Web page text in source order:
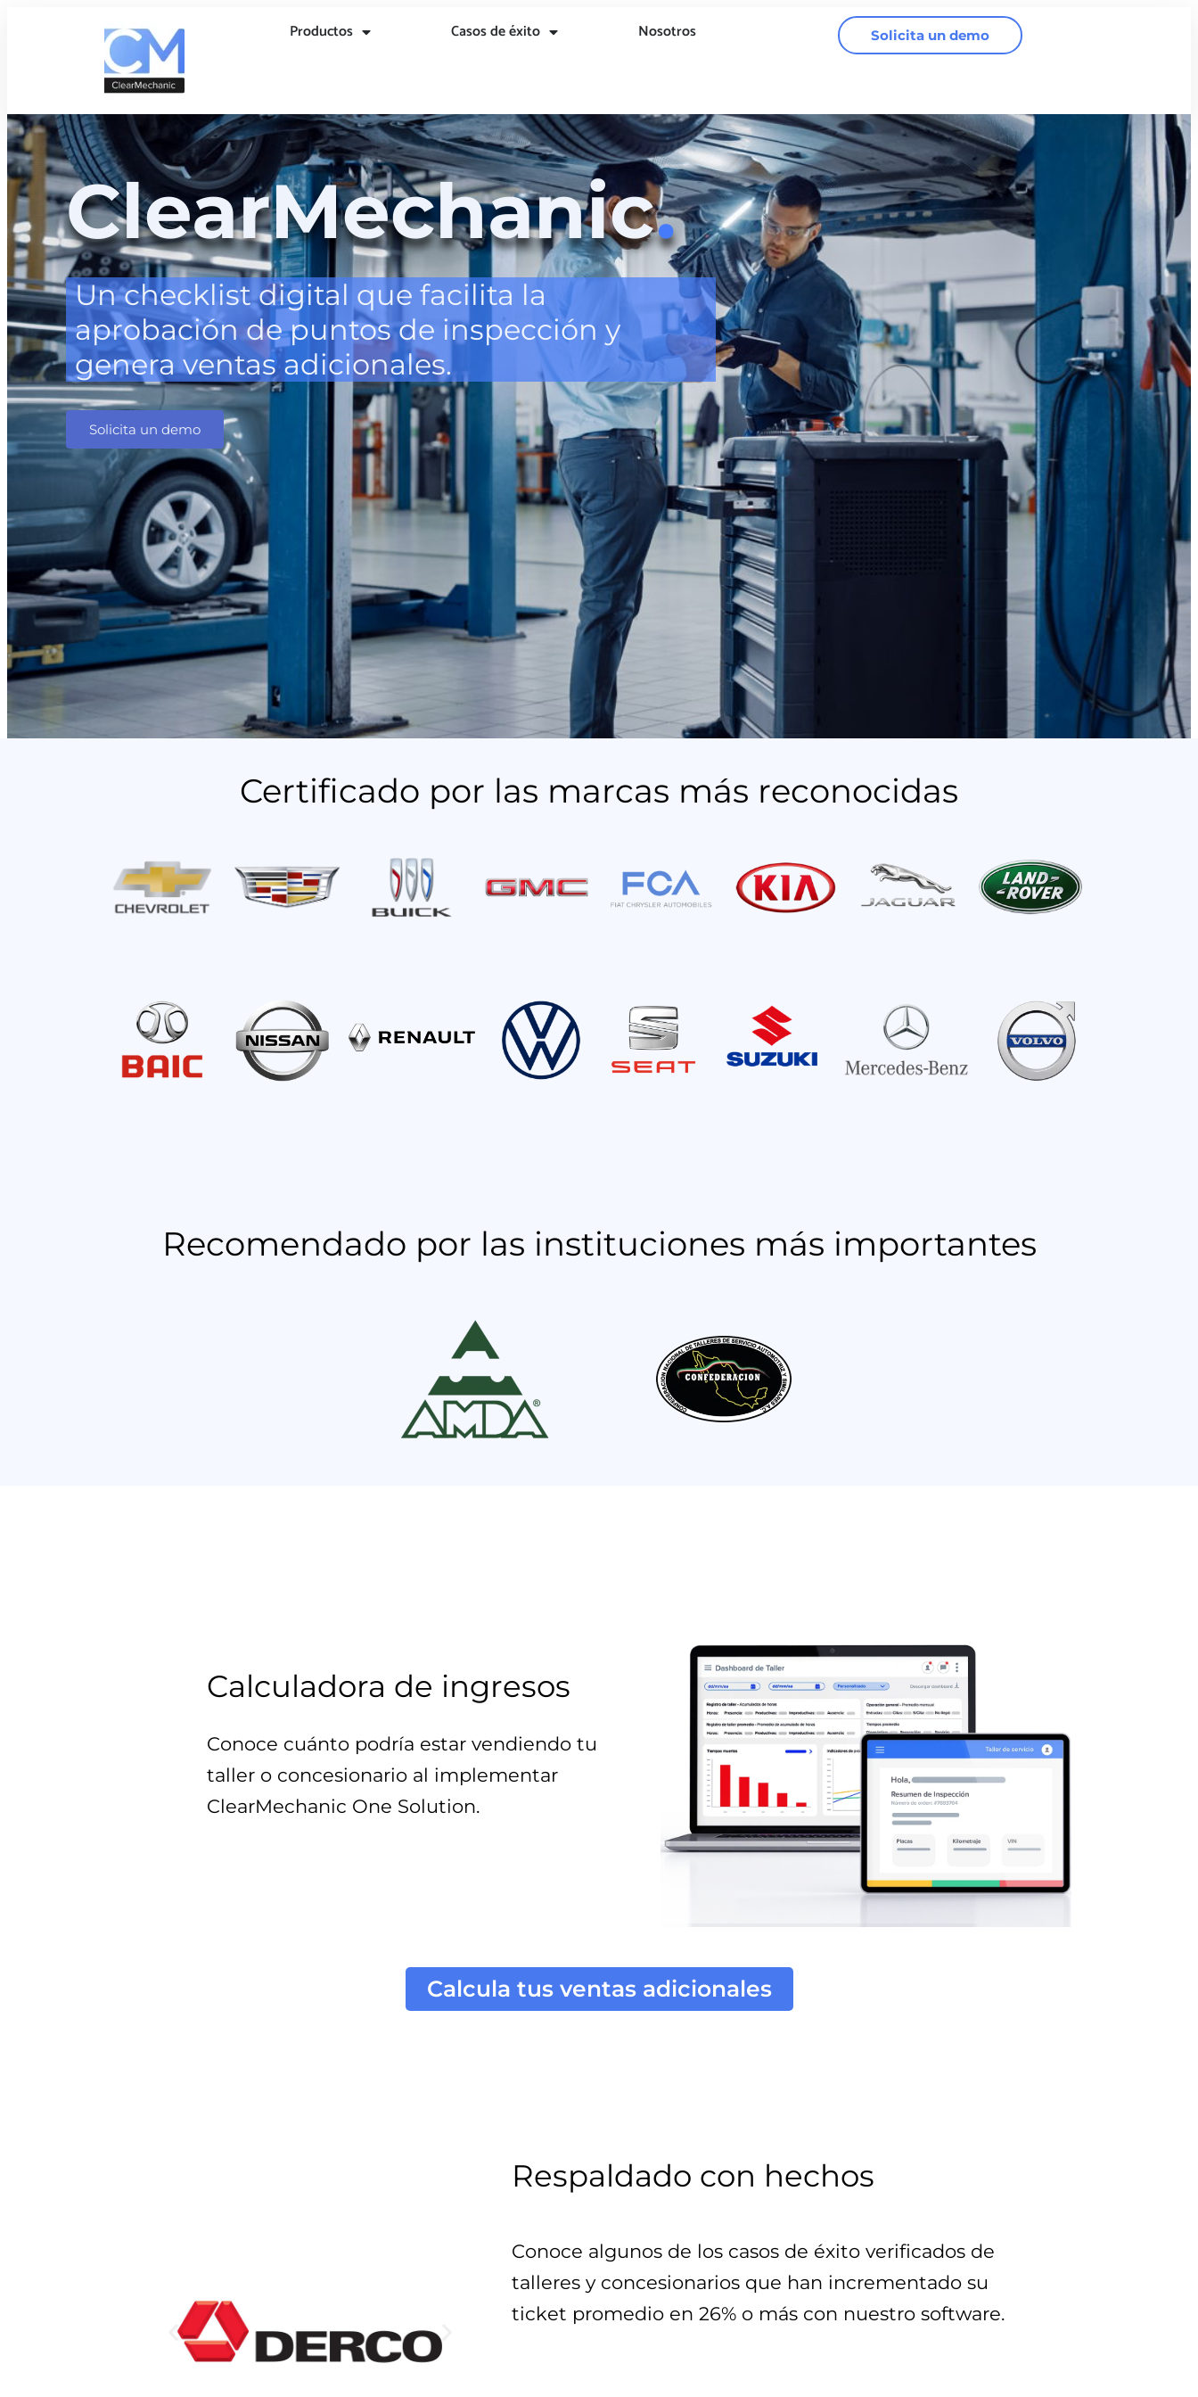
Productos Casos de éxito Nosotros Solicita un demo
ClearMechanic.
Un checklist digital que facilita la
aprobación de puntos de inspección y
genera ventas adicionales.
Solicita un demo
Certificado por las marcas más reconocidas
Recomendado por las instituciones más importantes
Calculadora de ingresos
Conoce cuánto podría estar vendiendo tu
taller o concesionario al implementar
ClearMechanic One Solution.
Calcula tus ventas adicionales
Respaldado con hechos
Conoce algunos de los casos de éxito verificados de
talleres y concesionarios que han incrementado su
ticket promedio en 26% o más con nuestro software.